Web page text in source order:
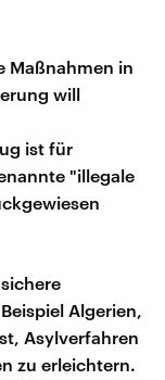
Maßnahmen in
will
ist für
"illegale
Algerien,
Asylverfahren
zu erleichtern.